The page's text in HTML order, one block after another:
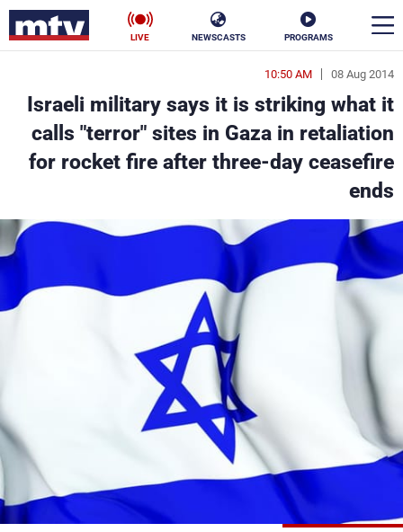
PROGRAMS
NEWSCASTS
LIVE
08 Aug 2014
10:50 AM
Israeli military says it is striking what it
calls "terror" sites in Gaza in retaliation
for rocket fire after three-day ceasefire
ends
en
الأخبار
سياسة ناس
منوعات
كأس العالم
البرامج
جدول البرامج
شاهد البرامج
الترددات
الإنـتـاج
تواصل معنا